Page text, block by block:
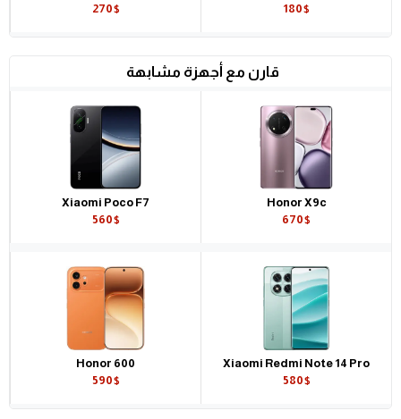
180$
270$
قارن مع أجهزة مشابهة
Honor X9c
670$
Xiaomi Poco F7
560$
Xiaomi Redmi Note 14 Pro
580$
Honor 600
590$